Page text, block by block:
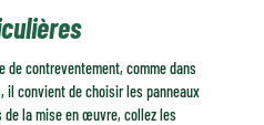
de contreventement, comme dans
convient de choisir les panneaux
la mise en œuvre, collez les